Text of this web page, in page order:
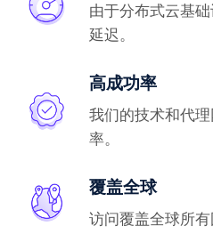
由于分布式云基
延迟。
高成功率
我们的技术和代
率。
覆盖全球
访问覆盖全球所有